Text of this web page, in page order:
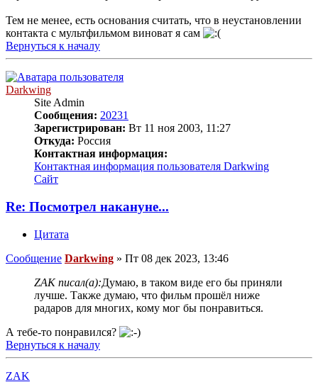
Тем не менее, есть основания считать, что в неустановлении
контакта с мультфильмом виноват я сам
Вернуться к началу
Darkwing
Site Admin
Сообщения: 20231
Зарегистрирован: Вт 11 ноя 2003, 11:27
Откуда: Россия
Контактная информация:
Контактная информация пользователя Darkwing
Сайт
Re: Посмотрел накануне...
Цитата
Сообщение Darkwing » Пт 08 дек 2023, 13:46
ZAK писал(а):Думаю, в таком виде его бы приняли
лучше. Также думаю, что фильм прошёл ниже
радаров для многих, кому мог бы понравиться.
А тебе-то понравился?
Вернуться к началу
ZAK